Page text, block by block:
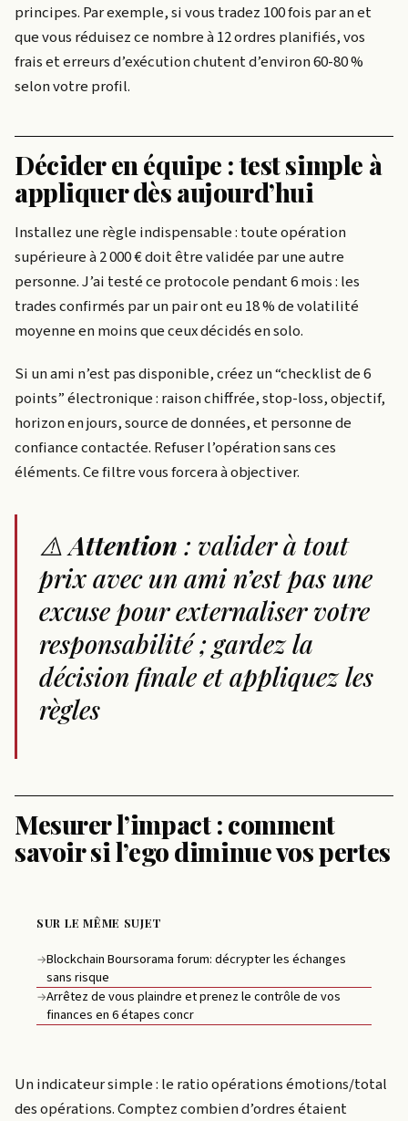
principes. Par exemple, si vous tradez 100 fois par an et
que vous réduisez ce nombre à 12 ordres planifiés, vos
frais et erreurs d’exécution chutent d’environ 60-80 %
selon votre profil.
Décider en équipe : test simple à
appliquer dès aujourd’hui
Installez une règle indispensable : toute opération
supérieure à 2 000 € doit être validée par une autre
personne. J’ai testé ce protocole pendant 6 mois : les
trades confirmés par un pair ont eu 18 % de volatilité
moyenne en moins que ceux décidés en solo.
Si un ami n’est pas disponible, créez un “checklist de 6
points” électronique : raison chiffrée, stop-loss, objectif,
horizon en jours, source de données, et personne de
confiance contactée. Refuser l’opération sans ces
éléments. Ce filtre vous forcera à objectiver.
⚠️Attention : valider à tout
prix avec un ami n’est pas une
excuse pour externaliser votre
responsabilité ; gardez la
décision finale et appliquez les
règles
Mesurer l’impact : comment
savoir si l’ego diminue vos pertes
SUR LE MÊME SUJET
→Blockchain Boursorama forum: décrypter les échanges
sans risque
→Arrêtez de vous plaindre et prenez le contrôle de vos
finances en 6 étapes concr
Un indicateur simple : le ratio opérations émotions/total
des opérations. Comptez combien d’ordres étaient